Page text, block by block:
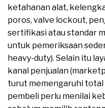
ketahanan alat,
poros, valve lockout,
sertifikasi atau standar
untuk pemeriksaan
heavy-duty). Selain itu
kanal penjualan
turut memengaruhi total
pembeli perlu menilai